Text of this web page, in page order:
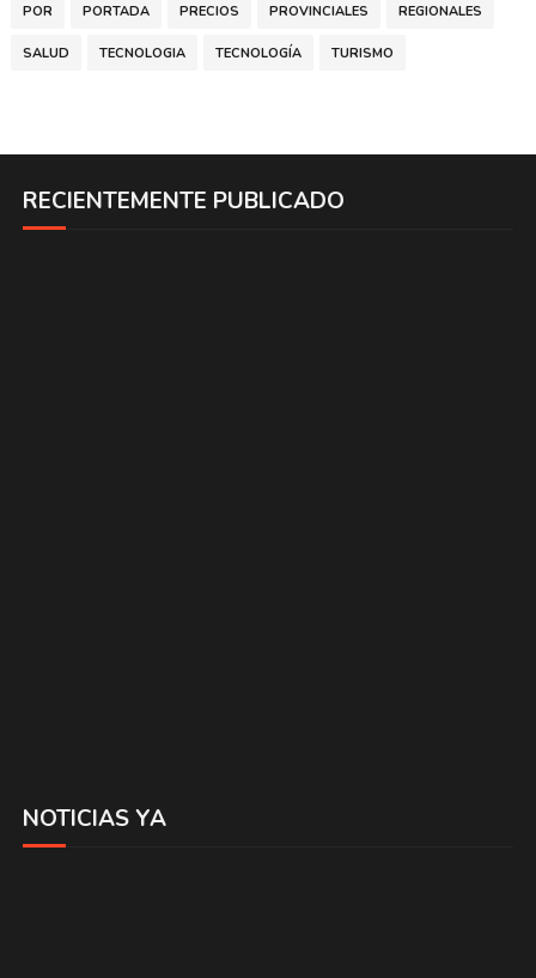
POR PORTADA PRECIOS PROVINCIALES REGIONALES
SALUD TECNOLOGIA TECNOLOGÍA TURISMO
RECIENTEMENTE PUBLICADO
NOTICIAS YA